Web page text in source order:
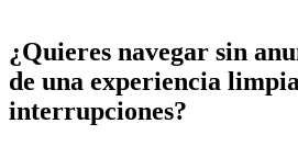
¿Quieres navegar sin
de una experiencia
interrupciones?